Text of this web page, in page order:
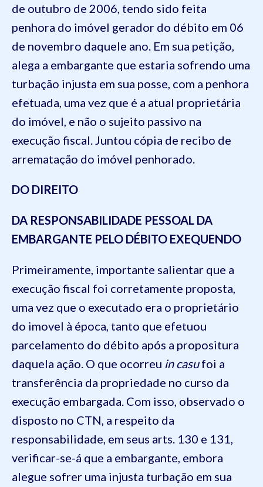
de outubro de 2006, tendo sido feita
penhora do imóvel gerador do débito em 06
de novembro daquele ano. Em sua petição,
alega a embargante que estaria sofrendo uma
turbação injusta em sua posse, com a penhora
efetuada, uma vez que é a atual proprietária
do imóvel, e não o sujeito passivo na
execução fiscal. Juntou cópia de recibo de
arrematação do imóvel penhorado.
DO DIREITO
DA RESPONSABILIDADE PESSOAL DA
EMBARGANTE PELO DÉBITO EXEQUENDO
Primeiramente, importante salientar que a
execução fiscal foi corretamente proposta,
uma vez que o executado era o proprietário
do imovel à época, tanto que efetuou
parcelamento do débito após a propositura
daquela ação. O que ocorreu in casufoi a
transferência da propriedade no curso da
execução embargada. Com isso, observado o
disposto no CTN, a respeito da
responsabilidade, em seus arts. 130 e 131,
verificar-se-á que a embargante, embora
alegue sofrer uma injusta turbação em sua